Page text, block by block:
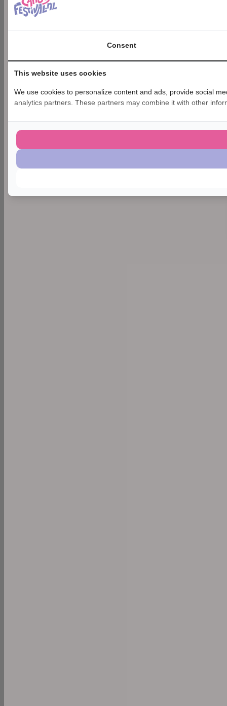
Consent
This website uses cookies
We use cookies to personalize content and ads, provide social
analytics partners. These partners may combine it with other